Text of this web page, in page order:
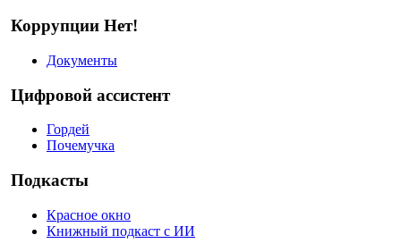
Коррупции Нет!
Документы
Цифровой ассистент
Гордей
Почемучка
Подкасты
Красное окно
Книжный подкаст с ИИ